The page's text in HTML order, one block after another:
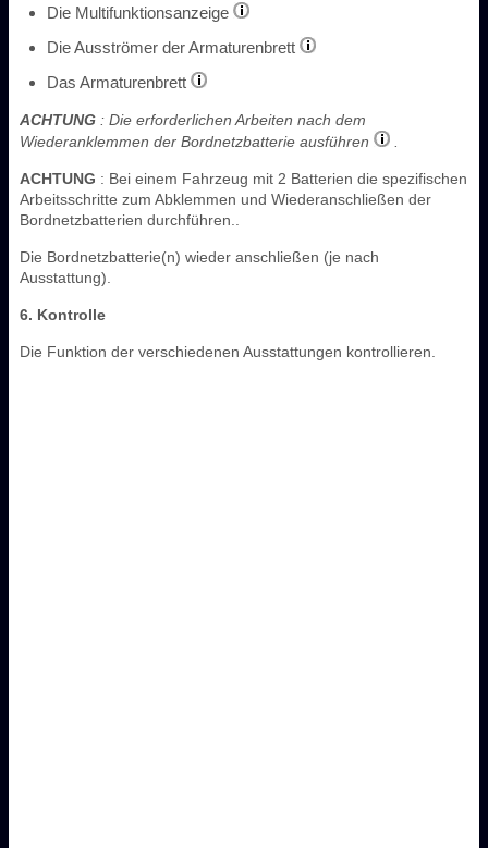
Die Multifunktionsanzeige
Die Ausströmer der Armaturenbrett
Das Armaturenbrett
ACHTUNG : Die erforderlichen Arbeiten nach dem
Wiederanklemmen der Bordnetzbatterie ausführen
ACHTUNG : Bei einem Fahrzeug mit 2 Batterien die spezifischen
Arbeitsschritte zum Abklemmen und Wiederanschließen der
Bordnetzbatterien durchführen..
Die Bordnetzbatterie(n) wieder anschließen (je nach
Ausstattung).
6. Kontrolle
Die Funktion der verschiedenen Ausstattungen kontrollieren.